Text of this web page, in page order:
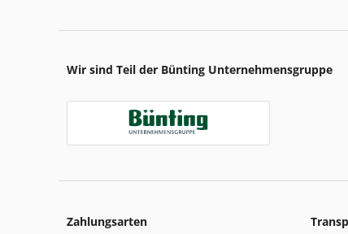
Wir sind Teil der Bünting Unternehmensgruppe
Zahlungsarten